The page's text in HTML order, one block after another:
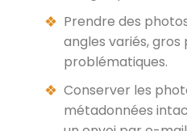
Prendre des
angles variés, gros
problématiques.
Conserver les
métadonnées